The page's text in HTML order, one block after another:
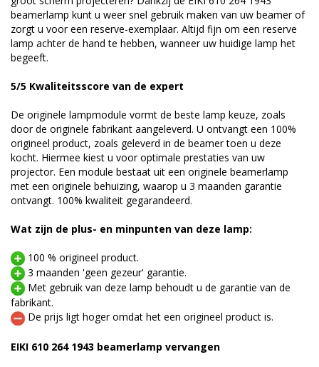
beamerlamp kunt u weer snel gebruik maken van uw beamer of
zorgt u voor een reserve-exemplaar. Altijd fijn om een reserve
lamp achter de hand te hebben, wanneer uw huidige lamp het
begeeft.
5/5 Kwaliteitsscore van de expert
De originele lampmodule vormt de beste lamp keuze, zoals
door de originele fabrikant aangeleverd. U ontvangt een 100%
origineel product, zoals geleverd in de beamer toen u deze
kocht. Hiermee kiest u voor optimale prestaties van uw
projector. Een module bestaat uit een originele beamerlamp
met een originele behuizing, waarop u 3 maanden garantie
ontvangt. 100% kwaliteit gegarandeerd.
Wat zijn de plus- en minpunten van deze lamp:
100 % origineel product.
3 maanden 'geen gezeur' garantie.
Met gebruik van deze lamp behoudt u de garantie van de
fabrikant.
De prijs ligt hoger omdat het een origineel product is.
EIKI 610 264 1943 beamerlamp vervangen